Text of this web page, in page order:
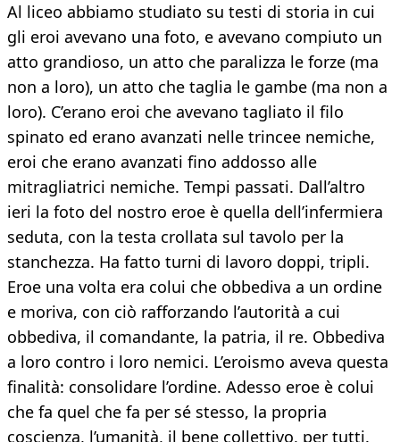
Al liceo abbiamo studiato su testi di storia in cui
gli eroi avevano una foto, e avevano compiuto un
atto grandioso, un atto che paralizza le forze (ma
non a loro), un atto che taglia le gambe (ma non a
loro). C’erano eroi che avevano tagliato il filo
spinato ed erano avanzati nelle trincee nemiche,
eroi che erano avanzati fino addosso alle
mitragliatrici nemiche. Tempi passati. Dall’altro
ieri la foto del nostro eroe è quella dell’infermiera
seduta, con la testa crollata sul tavolo per la
stanchezza. Ha fatto turni di lavoro doppi, tripli.
Eroe una volta era colui che obbediva a un ordine
e moriva, con ciò rafforzando l’autorità a cui
obbediva, il comandante, la patria, il re. Obbediva
a loro contro i loro nemici. L’eroismo aveva questa
finalità: consolidare l’ordine. Adesso eroe è colui
che fa quel che fa per sé stesso, la propria
coscienza, l’umanità, il bene collettivo, per tutti.